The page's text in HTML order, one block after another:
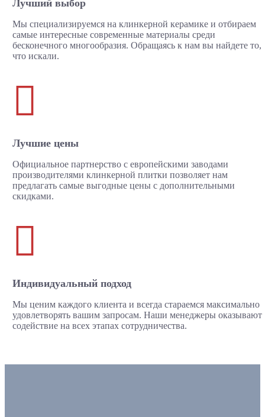
Лучший выбор
Мы специализируемся на клинкерной керамике и отбираем
самые интересные современные материалы среди
бесконечного многообразия. Обращаясь к нам вы найдете то,
что искали.

Лучшие цены
Официальное партнерство с европейскими заводами
производителями клинкерной плитки позволяет нам
предлагать самые выгодные цены с дополнительными
скидками.

Индивидуальный подход
Мы ценим каждого клиента и всегда стараемся максимально
удовлетворять вашим запросам. Наши менеджеры оказывают
содействие на всех этапах сотрудничества.